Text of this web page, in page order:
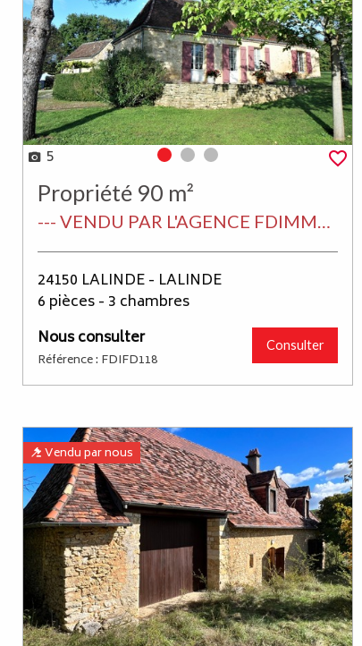
5 Photo 0
Photo 1Photo 2
Propriété 90 m²
24150 LALINDE - LALINDE
6 pièces - 3 chambres
Nous consulter
Référence : FDIFD118
Consulter
Vendu par nous